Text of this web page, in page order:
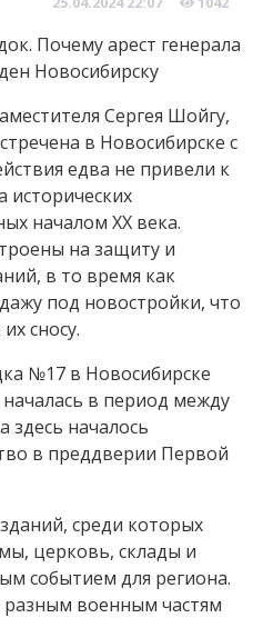
Сергея Шойгу,
в Новосибирске с
едва не привели к
началом XX века.
на защиту и
в то время как
под новостройки, что
сносу.
№17 в Новосибирске
в период между
здесь началось
в преддверии Первой
среди которых
церковь, склады и
событием для региона.
разным военным частям